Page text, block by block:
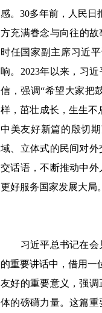
感。30多年前，人民日
方充满眷念与向往的故
时任国家副主席习近
响。2023年以来，习
信，强调“希望大家把
样，茁壮成长，生生不
中美友好新篇的殷切
域、立体式的民间对
交话语，不断推动中外
更好服务国家发展大局。
习近平总书记在会见
的重要讲话中，借用一
友好的重要意义，强
体的磅礴力量。这篇